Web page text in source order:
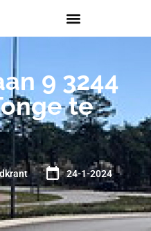
9 3244
te
24-1-2024